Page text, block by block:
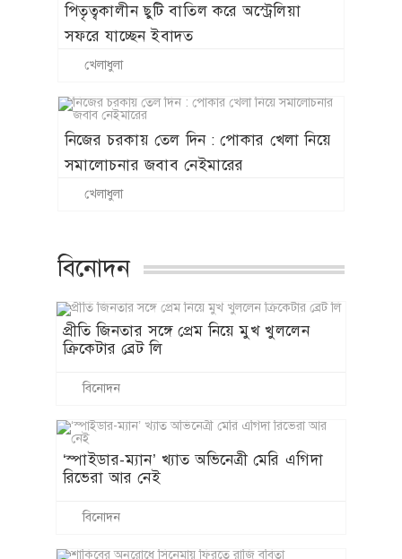
পিতৃত্বকালীন ছুটি বাতিল করে অস্ট্রেলিয়া
সফরে যাচ্ছেন ইবাদত
খেলাধুলা
নিজের চরকায় তেল দিন : পোকার খেলা নিয়ে
সমালোচনার জবাব নেইমারের
খেলাধুলা
বিনোদন
প্রীতি জিনতার সঙ্গে প্রেম নিয়ে মুখ খুললেন
ক্রিকেটার ব্রেট লি
বিনোদন
‘স্পাইডার-ম্যান’ খ্যাত অভিনেত্রী মেরি এগিদা
রিভেরা আর নেই
বিনোদন